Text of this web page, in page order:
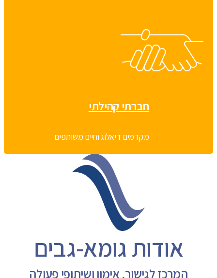
חברתי קהילתי
מקדמים דיאלוג וחיים משותפים
אודות גומא-גבים
המרכז לגישור, אימון ושיתופי פעולה